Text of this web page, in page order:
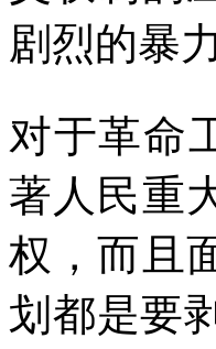
剧烈的暴
对于革命
著人民重
权，而且
划都是要